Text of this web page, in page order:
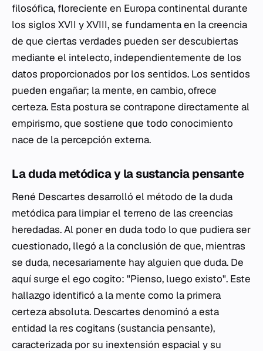
filosófica, floreciente en Europa continental durante
los siglos XVII y XVIII, se fundamenta en la creencia
de que ciertas verdades pueden ser descubiertas
mediante el intelecto, independientemente de los
datos proporcionados por los sentidos. Los sentidos
pueden engañar; la mente, en cambio, ofrece
certeza. Esta postura se contrapone directamente al
empirismo, que sostiene que todo conocimiento
nace de la percepción externa.
La duda metódica y la sustancia pensante
René Descartes desarrolló el método de la duda
metódica para limpiar el terreno de las creencias
heredadas. Al poner en duda todo lo que pudiera ser
cuestionado, llegó a la conclusión de que, mientras
se duda, necesariamente hay alguien que duda. De
aquí surge elego cogito: "Pienso, luego existo". Este
hallazgo identificó a la mente como la primera
certeza absoluta. Descartes denominó a esta
entidad la res cogitans (sustancia pensante),
caracterizada por su inextensión espacial y su